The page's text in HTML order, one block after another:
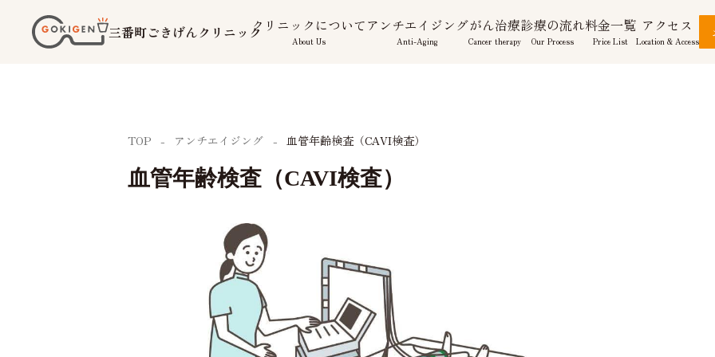
三番町ごきげんクリニッククリニックについて
About Us
アンチエイジング
Anti-Aging
がん治療
Cancer therapy
診療の流れ
Our Process
料金一覧
Price List
アクセス
Location & Access
TOP アンチエイジング 血管年齢検査（CAVI検査）
血管年齢検査（CAVI検査）